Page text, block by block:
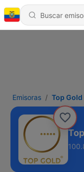
Emisoras Top Gold